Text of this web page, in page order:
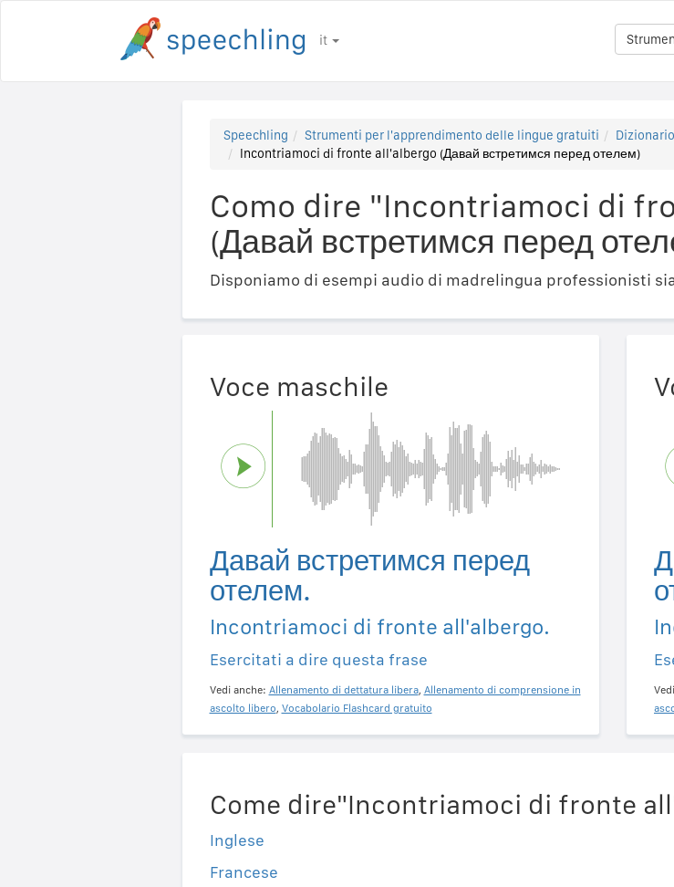
it
Speechling Strumenti per l'apprendimento delle lingue gratuiti
Incontriamoci di fronte all'albergo (Давай встретимся перед отелем)
Como dire "Incontriamoci di
(Давай встретимся перед
Disponiamo di esempi audio di madrelingua professionisti
Voce maschile
Давай встретимся перед
отелем.
Incontriamoci di fronte all'albergo.
Esercitati a dire questa frase
Vedi anche: Allenamento di dettatura libera, Allenamento di comprensione in
ascolto libero, Vocabolario Flashcard gratuito
Come dire"Incontriamoci di fronte
Inglese
Francese